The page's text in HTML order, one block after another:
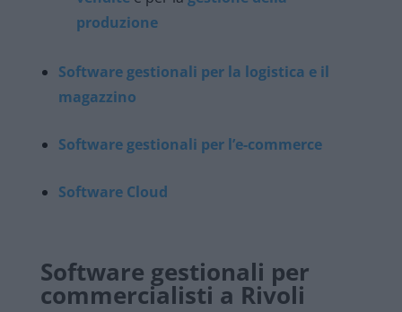
produzione
Software gestionali per la logistica e il
magazzino
Software gestionali per l’e-commerce
Software Cloud
Software gestionali per
commercialisti a Rivoli